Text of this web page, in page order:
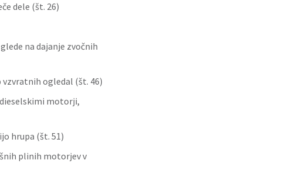
dele (št. 26)
na dajanje zvočnih
ogledal (št. 46)
motorji,
hrupa (št. 51)
plinih motorjev v